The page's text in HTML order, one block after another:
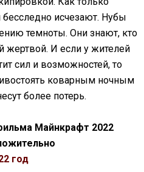
исчезают. Нубы
темноты. Они знают, кто
жертвой. И если у жителей
сил и возможностей, то
коварным ночным
более потерь.
Майнкрафт 2022
год